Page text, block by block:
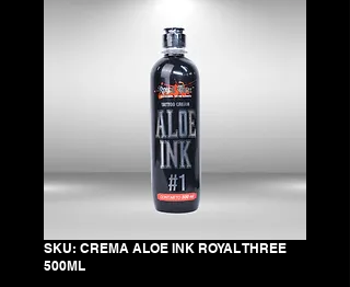
SKU: CREMA ALOE INK ROYAL THREE
500ML